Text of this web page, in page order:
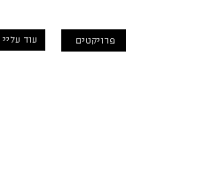
פרויקטים עוד עליי